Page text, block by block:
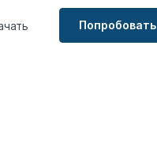
Попробовать